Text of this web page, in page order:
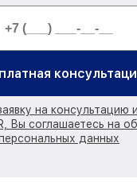
на консультацию
Вы соглашаетесь на
данных